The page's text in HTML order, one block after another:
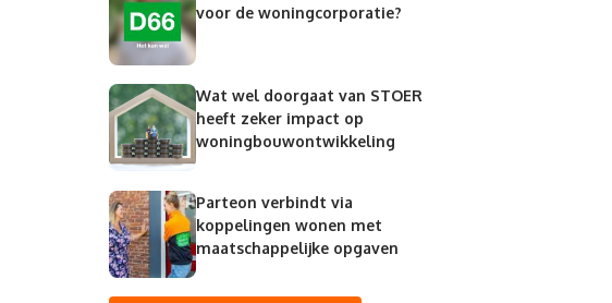
voor de woningcorporatie?
Wat wel doorgaat van STOER
heeft zeker impact op
woningbouwontwikkeling
Parteon verbindt via
koppelingen wonen met
maatschappelijke opgaven